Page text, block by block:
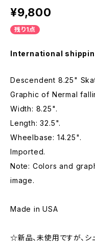
¥9,800
残り1点
International
Descendent 8.25"
Graphic of Nermal
Width: 8.25".
Length: 32.5".
Wheelbase: 14.25".
Imported.
Note: Colors and
image.
Made in USA
☆新品、未使用ですが、シ